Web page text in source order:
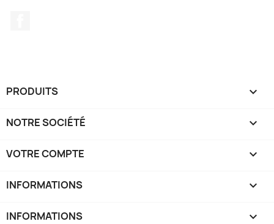
PRODUITS 
NOTRE SOCIÉTÉ 
VOTRE COMPTE 
INFORMATIONS keyboard_arrow_down
INFORMATIONS 